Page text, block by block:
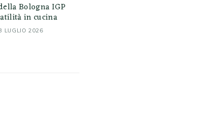
Bologna IGP
in cucina
LUGLIO 2026